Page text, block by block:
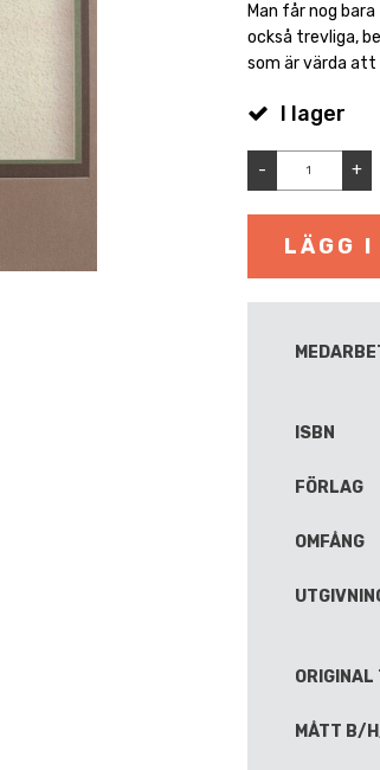
Man får nog
också trevliga,
som är värda
I lager
- +
LÄGG I
ISBN
FÖRLAG
OMFÅNG
MÅTT B/